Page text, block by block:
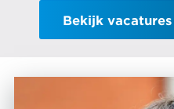
Bekijk vacatures